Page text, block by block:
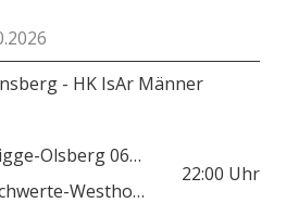
- HK IsAr Männer
TSV Bigge-Olsberg 06/08
HSG Schwerte-Westhofen
22:00 Uhr